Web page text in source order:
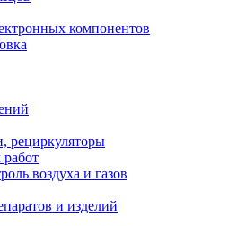
компонентов
рециркуляторы
воздуха и газов
и изделий